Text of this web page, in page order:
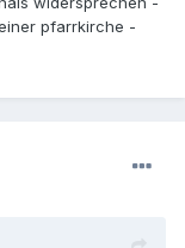
pfarrkirche -